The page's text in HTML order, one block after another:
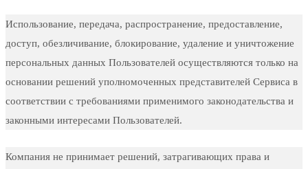
Использование, передача, распространение, предоставление,
доступ, обезличивание, блокирование, удаление и уничтожение
персональных данных Пользователей осуществляются только на
основании решений уполномоченных представителей Сервиса в
соответствии с требованиями применимого законодательства и
законными интересами Пользователей.
Компания не принимает решений, затрагивающих права и